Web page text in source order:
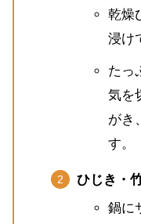
乾燥
浸け
たっ
気を
がき
す。
ひじき・
鍋に